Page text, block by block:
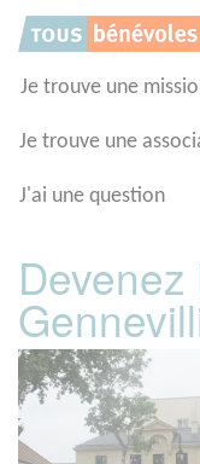
Je trouve une
Je trouve une
J'ai une question
Panneau de gestion des